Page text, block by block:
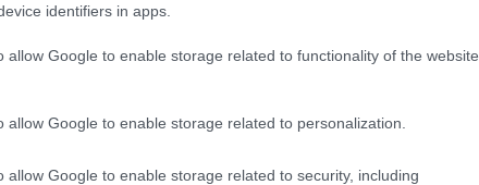
identifiers in apps.
allow Google to enable storage related to functionality of the website
allow Google to enable storage related to personalization.
allow Google to enable storage related to security, including